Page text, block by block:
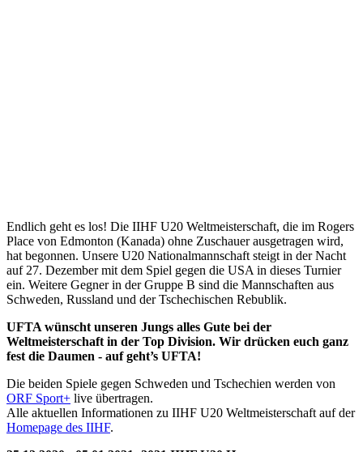
Endlich geht es los! Die IIHF U20 Weltmeisterschaft, die im Rogers
Place von Edmonton (Kanada) ohne Zuschauer ausgetragen wird,
hat begonnen. Unsere U20 Nationalmannschaft steigt in der Nacht
auf 27. Dezember mit dem Spiel gegen die USA in dieses Turnier
ein. Weitere Gegner in der Gruppe B sind die Mannschaften aus
Schweden, Russland und der Tschechischen Rebublik.
UFTA wünscht unseren Jungs alles Gute bei der
Weltmeisterschaft in der Top Division. Wir drücken euch ganz
fest die Daumen - auf geht’s UFTA!
Die beiden Spiele gegen Schweden und Tschechien werden von
ORF Sport+ live übertragen.
Alle aktuellen Informationen zu IIHF U20 Weltmeisterschaft auf der
Homepage des IIHF.